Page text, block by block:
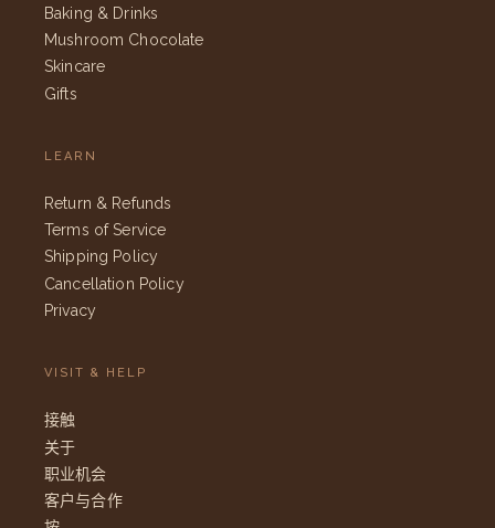
Baking & Drinks
Mushroom Chocolate
Skincare
Gifts
LEARN
Return & Refunds
Terms of Service
Shipping Policy
Cancellation Policy
Privacy
VISIT & HELP
接触
关于
职业机会
客户与合作